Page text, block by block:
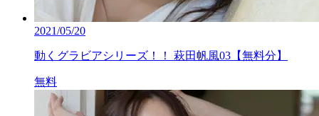
2021/05/20
動くグラビアシリーズ！！ 萩田帆風03【無料分】
無料